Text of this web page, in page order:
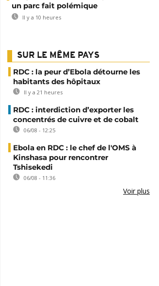
un parc fait polémique
Il y a 10 heures
SUR LE MÊME PAYS
RDC : la peur d’Ebola détourne les
habitants des hôpitaux
Il y a 21 heures
RDC : interdiction d’exporter les
concentrés de cuivre et de cobalt
06/08 - 12:25
Ebola en RDC : le chef de l'OMS à
Kinshasa pour rencontrer
Tshisekedi
06/08 - 11:36
Voir plus